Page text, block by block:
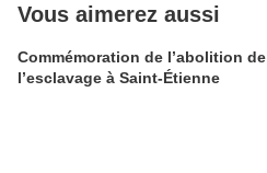
Vous aimerez aussi
Commémoration de l’abolition de
l’esclavage à Saint-Étienne